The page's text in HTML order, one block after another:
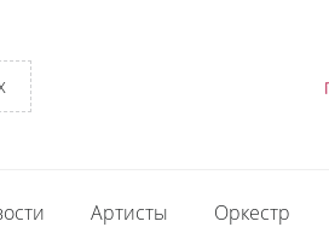
Артисты Оркестр